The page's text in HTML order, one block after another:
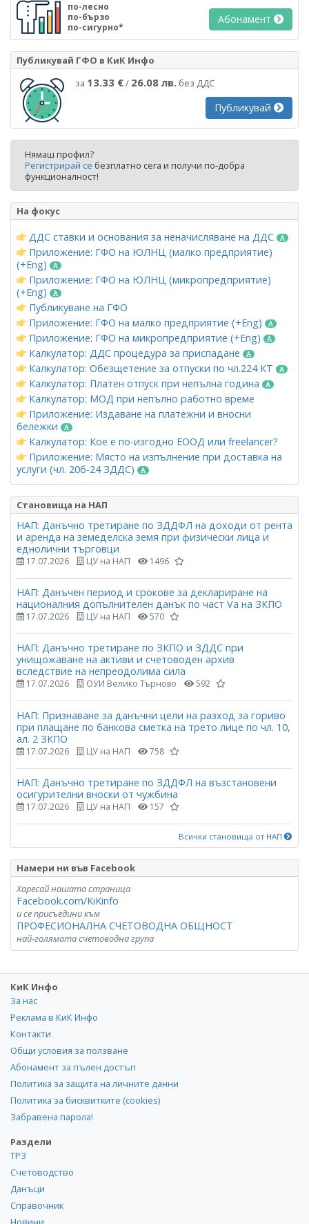
по-лесно
по-бързо
по-сигурно*
Абонамент
Публикувай ГФО в КиК Инфо
за 13.33 €/ 26.08 лв. без ДДС
Публикувай
Нямаш профил?
Регистрирай се безплатно сега и получи по-добра
функционалност!
На фокус
ДДС ставки и основания за неначисляване на ДДС
Приложение: ГФО на ЮЛНЦ (малко предприятие)
(+Eng)
Приложение: ГФО на ЮЛНЦ (микропредприятие)
(+Eng)
Публикуване на ГФО
Приложение: ГФО на малко предприятие (+Eng)
Приложение: ГФО на микропредприятие (+Eng)
Калкулатор: ДДС процедура за приспадане
Калкулатор: Обезщетение за отпуски по чл.224 КТ
Калкулатор: Платен отпуск при непълна година
Калкулатор: МОД при непълно работно време
Приложение: Издаване на платежни и вносни
бележки
Калкулатор: Кое е по-изгодно ЕООД или freelancer?
Приложение: Място на изпълнение при доставка на
услуги (чл. 20б-24 ЗДДС)
Становища на НАП
НАП: Данъчно третиране по ЗДДФЛ на доходи от рента
и аренда на земеделска земя при физически лица и
еднолични търговци
17.07.2026 ЦУ на НАП 1496
НАП: Данъчен период и срокове за деклариране на
националния допълнителен данък по част Vа на ЗКПО
17.07.2026 ЦУ на НАП 570
НАП: Данъчно третиране по ЗКПО и ЗДДС при
унищожаване на активи и счетоводен архив
вследствие на непреодолима сила
17.07.2026 ОУИ Велико Търново 592
НАП: Признаване за данъчни цели на разход за гориво
при плащане по банкова сметка на трето лице по чл. 10,
ал. 2 ЗКПО
17.07.2026 ЦУ на НАП 758
НАП: Данъчно третиране по ЗДДФЛ на възстановени
осигурителни вноски от чужбина
17.07.2026 ЦУ на НАП 157
Всички становища от НАП
Намери ни във Facebook
Харесай нашата страница
Facebook.com/KiKinfo
и се присъедини към
ПРОФЕСИОНАЛНА СЧЕТОВОДНА ОБЩНОСТ
най-голямата счетоводна група
КиК Инфо
За нас
Реклама в КиК Инфо
Контакти
Общи условия за ползване
Абонамент за пълен достъп
Политика за защита на личните данни
Политика за бисквитките (cookies)
Забравена парола!
Раздели
ТРЗ
Счетоводство
Данъци
Справочник